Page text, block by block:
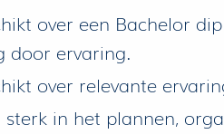
over een Bachelor
door ervaring.
over relevante
in het plannen,